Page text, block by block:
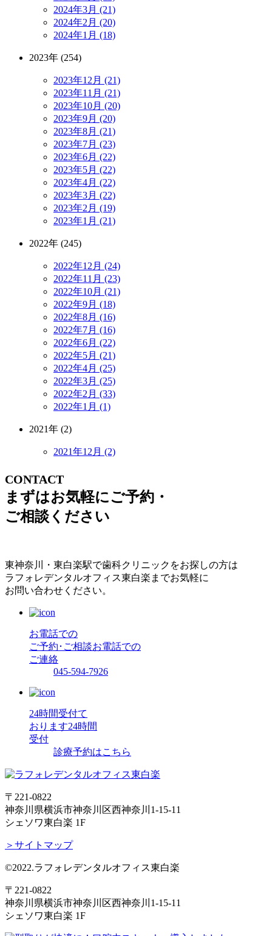
2024年3月 (21)
2024年2月 (20)
2024年1月 (18)
2023年 (254)
2023年12月 (21)
2023年11月 (21)
2023年10月 (20)
2023年9月 (20)
2023年8月 (21)
2023年7月 (23)
2023年6月 (22)
2023年5月 (22)
2023年4月 (22)
2023年3月 (22)
2023年2月 (19)
2023年1月 (21)
2022年 (245)
2022年12月 (24)
2022年11月 (23)
2022年10月 (21)
2022年9月 (18)
2022年8月 (16)
2022年7月 (16)
2022年6月 (22)
2022年5月 (21)
2022年4月 (25)
2022年3月 (25)
2022年2月 (33)
2022年1月 (1)
2021年 (2)
2021年12月 (2)
CONTACT
まずはお気軽にご予約・
ご相談ください
東神奈川・東白楽駅で歯科クリニックをお探しの方は
ラフォレデンタルオフィス東白楽までお気軽に
お問い合わせください。
お電話での
ご予約･ご相談お電話での
ご連絡
045-594-7926
24時間受付て
おります24時間
受付
診療予約はこちら
〒221-0822
神奈川県横浜市神奈川区西神奈川1-15-11
シェソワ東白楽 1F
＞サイトマップ
©2022.ラフォレデンタルオフィス東白楽
〒221-0822
神奈川県横浜市神奈川区西神奈川1-15-11
シェソワ東白楽 1F